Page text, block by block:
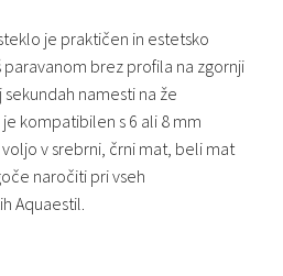
je praktičen in estetsko
brez profila na zgornji
namesti na že
kompatibilen s 6 ali 8 mm
v srebrni, črni mat, beli mat
naročiti pri vseh
Aquaestil.